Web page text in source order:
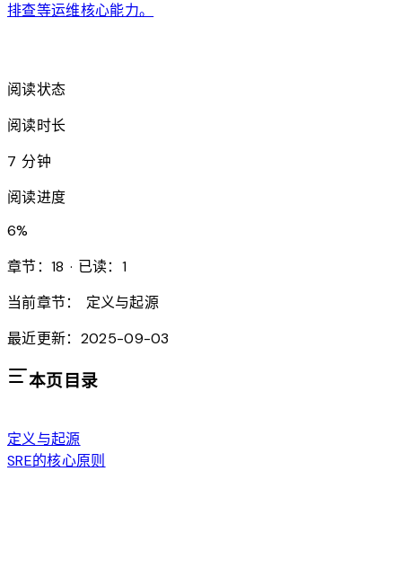
排查等运维核心能力。
阅读状态
阅读时长
7 分钟
阅读进度
6%
章节：18 · 已读：1
当前章节：
定义与起源
最近更新：2025-09-03
本页目录
定义与起源
SRE的核心原则